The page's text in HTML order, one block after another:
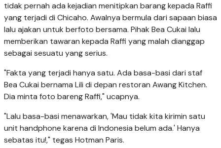
tidak pernah ada kejadian menitipkan barang kepada Raffi
yang terjadi di Chicaho. Awalnya bermula dari sapaan biasa
lalu ajakan untuk berfoto bersama. Pihak Bea Cukai lalu
memberikan tawaran kepada Raffi yang malah dianggap
sebagai sesuatu yang serius.
"Fakta yang terjadi hanya satu. Ada basa-basi dari staf
Bea Cukai bernama Lili di depan restoran Awang Kitchen.
Dia minta foto bareng Raffi," ucapnya.
"Lalu basa-basi menawarkan, 'Mau tidak kita kirimin satu
unit handphone karena di Indonesia belum ada.' Hanya
sebatas itu!," tegas Hotman Paris.